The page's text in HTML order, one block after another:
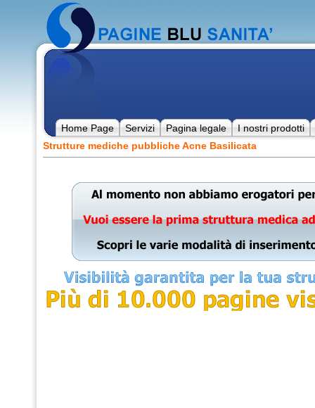
Home Page Servizi Pagina legale
I nostri prodotti
Strutture mediche pubbliche Acne Basilicata